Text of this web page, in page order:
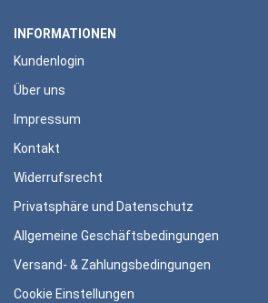
INFORMATIONEN
Kundenlogin
Über uns
Impressum
Kontakt
Widerrufsrecht
Privatsphäre und Datenschutz
Allgemeine Geschäftsbedingungen
Versand- & Zahlungsbedingungen
Cookie Einstellungen